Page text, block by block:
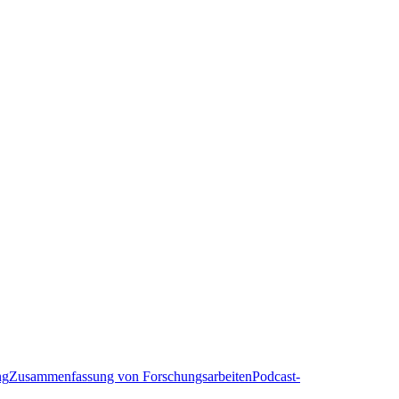
Zusammenfassung von ForschungsarbeitenPodcast-